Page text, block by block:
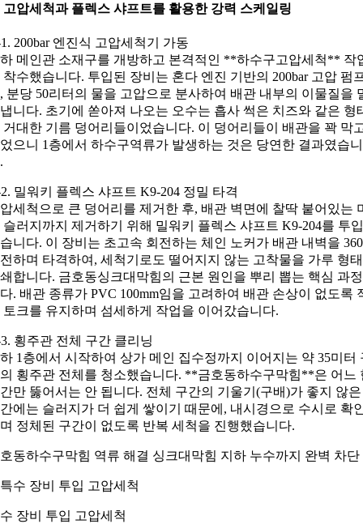
압세척과 플렉스 샤프트를 활용한 강력 스케일링
200bar 엔진식 고압세척기 가동
메인관 소재구를 개방하고 본격적인 **하수구고압세척** 작
착수했습니다. 투입된 장비는 혼다 엔진 기반의 200bar 고압 펌
분당 50리터의 물을 고압으로 분사하여 배관 내부의 이물질을
니다. 초기에 쏟아져 나오는 오수는 흡사 썩은 치즈와 같은 형
거대한 기름 덩어리들이었습니다. 이 덩어리들이 배관을 꽉 막
으니 1층에서 하수구역류가 발생하는 것은 당연한 결과였습니
밀워키 플렉스 샤프트 K9-204 정밀 타격
세척으로 큰 덩어리를 제거한 후, 배관 벽면에 찰딱 붙어있는
슬러지까지 제거하기 위해 밀워키 플렉스 샤프트 K9-204를 투입
니다. 이 장비는 초고속 회전하는 체인 노커가 배관 내벽을
하며 타격하여, 세척기로도 떨어지지 않는 고착물을 가루 형
합니다. 금호동싱크대막힘의 근본 원인을 뿌리 뽑는 핵심 과
. 배관 종류가 PVC 100mm임을 고려하여 배관 손상이 없도록
토크를 유지하며 섬세하게 작업을 이어갔습니다.
횡주관 전체 구간 클리닝
1층에서 시작하여 상가 메인 집수정까지 이어지는 약 35미터
횡주관 전체를 청소했습니다. **금호동하수구막힘**은 어느
만 뚫어서는 안 됩니다. 전체 구간의 기울기(구배)가 좋지 않은
에는 슬러지가 더 쉽게 쌓이기 때문에, 내시경으로 수시로 확
정체된 구간이 없도록 반복 세척을 진행했습니다.
동하수구막힘 역류 해결 싱크대막힘 지하 누수까지 완벽 차단
장비 투입 고압세척